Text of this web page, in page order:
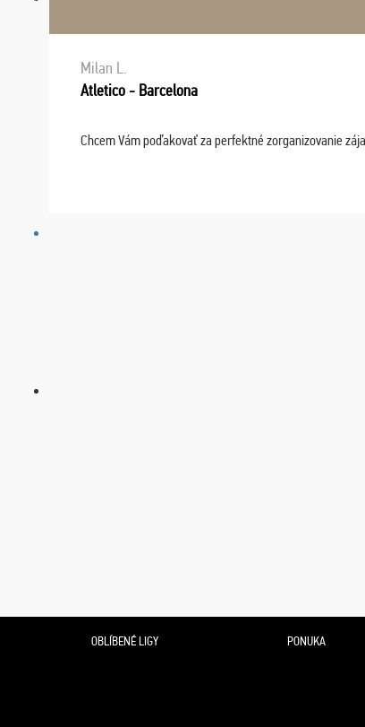
Milan L.
Atletico - Barcelona
Chcem Vám poďakovať za perfektné zorganizovanie
OBLÍBENÉ LIGY PONUKA